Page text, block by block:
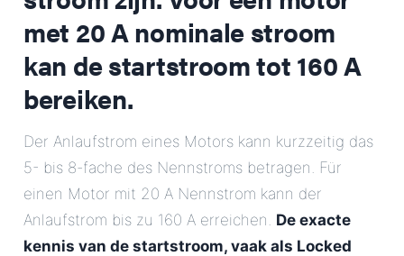
met 20 A nominale stroom
kan de startstroom tot 160 A
bereiken.
Der Anlaufstrom eines Motors kann kurzzeitig das
5- bis 8-fache des Nennstroms betragen. Für
einen Motor mit 20 A Nennstrom kann der
Anlaufstrom bis zu 160 A erreichen. De exacte
kennis van de startstroom, vaak als Locked